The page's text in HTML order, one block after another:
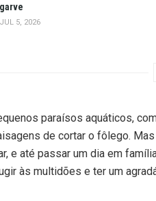
5, 2026
paraísos aquáticos,
de cortar o fôlego.
e até passar um dia em
às multidões e ter um